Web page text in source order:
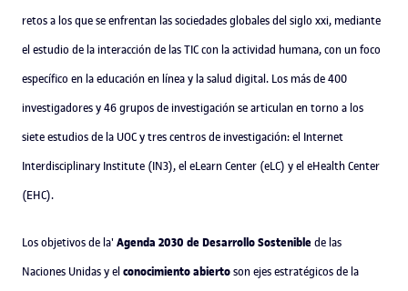
retos a los que se enfrentan las sociedades globales del siglo xxi, mediante
el estudio de la interacción de las TIC con la actividad humana, con un foco
específico en la educación en línea y la salud digital. Los más de 400
investigadores y 46 grupos de investigación se articulan en torno a los
siete estudios de la UOC y tres centros de investigación: el Internet
Interdisciplinary Institute (IN3), el eLearn Center (eLC) y el eHealth Center
(EHC).
Los objetivos de la' Agenda 2030 de Desarrollo Sosteniblede las
Naciones Unidas y elconocimiento abiertoson ejes estratégicos de la